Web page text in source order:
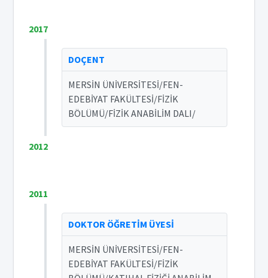
2017
DOÇENT
MERSİN ÜNİVERSİTESİ/FEN-
EDEBİYAT FAKÜLTESİ/FİZİK
BÖLÜMÜ/FİZİK ANABİLİM DALI/
2012
2011
DOKTOR ÖĞRETİM ÜYESİ
MERSİN ÜNİVERSİTESİ/FEN-
EDEBİYAT FAKÜLTESİ/FİZİK